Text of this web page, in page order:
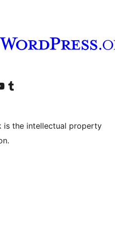
LinkedIn
account
canal de YouTube
Visit our Tumblr account
is the intellectual property